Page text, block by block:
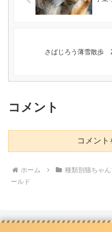
さばじろう薄雪散歩
コメント
コメント
ホーム 種類別猫ちゃ
ールド